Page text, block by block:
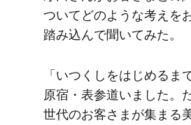
ついてどのような​考えを​
踏み込んで​聞いてみた。
「いつくしを​はじめるま
原宿・​表参道いました。​
世代の​お客さまが​集まる​